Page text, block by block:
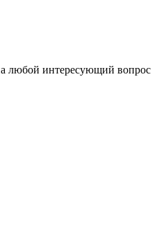
любой интересующий вопрос